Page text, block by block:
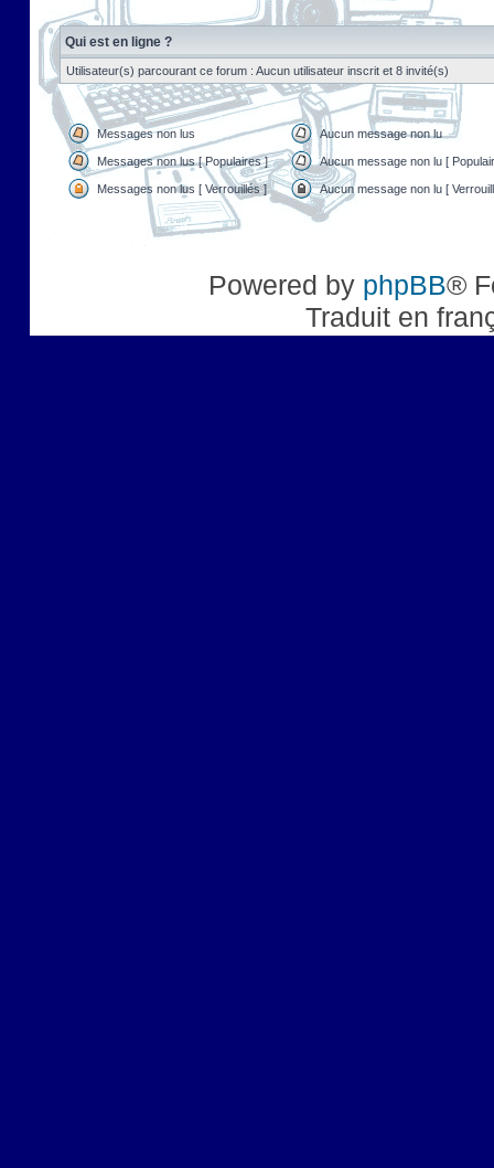
Qui est en ligne ?
Utilisateur(s) parcourant ce forum : Aucun utilisateur inscrit et 8 invité(s)
Messages non lus Aucun message non lu
Messages non lus [ Populaires ] Aucun message non lu [
Messages non lus [ Verrouillés ] Aucun message non lu [
Powered by phpBB®
Traduit en